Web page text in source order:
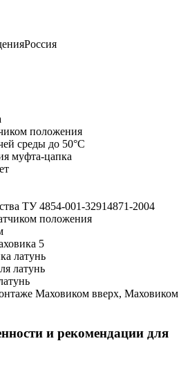
Россия
положения
среды до 50°C
муфта-цапка
ТУ 4854-001-32914871-2004
положения
5
латунь
латунь
Маховиком вверх, Маховиком
и рекомендации для